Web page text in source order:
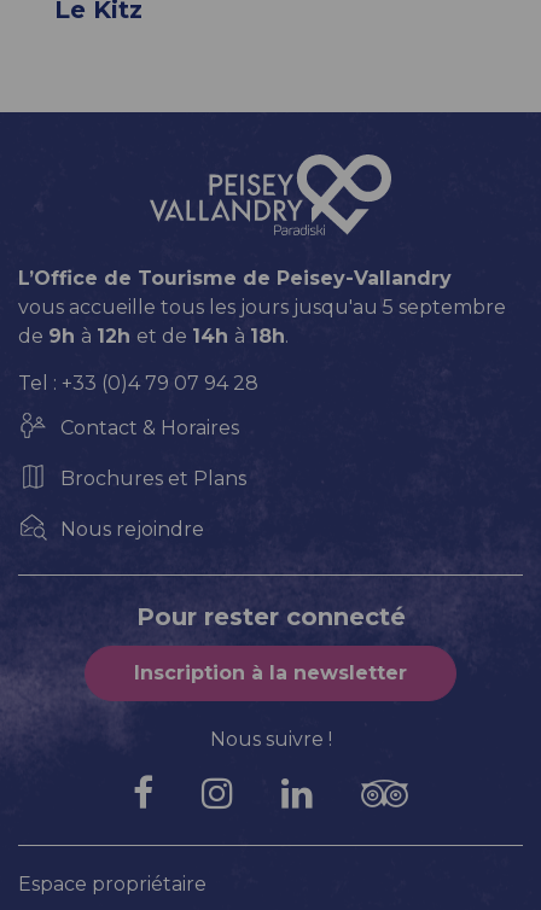
Le Kitz
L’Office de Tourisme de Peisey-Vallandry
vous accueille tous les jours jusqu'au 5 septembre
de 9h à 12h et de 14h à 18h.
Tel : +33 (0)4 79 07 94 28
Contact & Horaires
Brochures et Plans
Nous rejoindre
Pour rester connecté
Inscription à la newsletter
Nous suivre !
Espace propriétaire